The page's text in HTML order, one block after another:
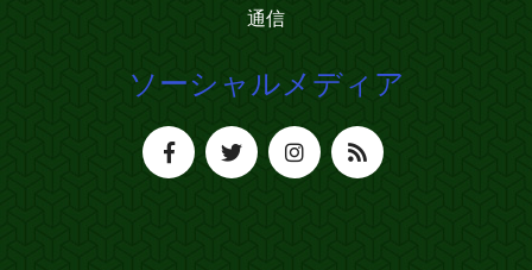
通信
ソーシャルメディア